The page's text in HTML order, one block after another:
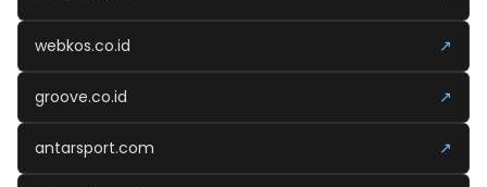
webkos.co.id ↗
groove.co.id ↗
antarsport.com ↗